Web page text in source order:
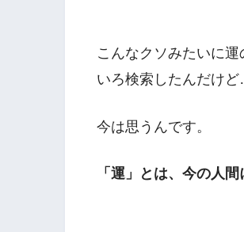
こんなクソみたいに運
いろ検索したんだけど
今は思うんです。
「運」とは、今の人